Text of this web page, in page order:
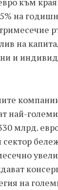
на
на
и
най-
млрд.
сектор
на